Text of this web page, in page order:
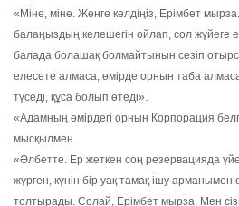
«Міне, міне. Жөнге келдіңіз, Ерімбет
балаңыздың келешегін ойлап, сол жүйеге
балада болашақ болмайтынын сезіп
елесете алмаса, өмірде орнын таба
түседі, құса болып өтеді».
«Адамның өмірдегі орнын Корпорация
мысқылмен.
«Әлбетте. Ер жеткен соң резервацияда
жүрген, күнін бір уақ тамақ ішу арманымен
толтырады. Солай, Ерімбет мырза. Мен